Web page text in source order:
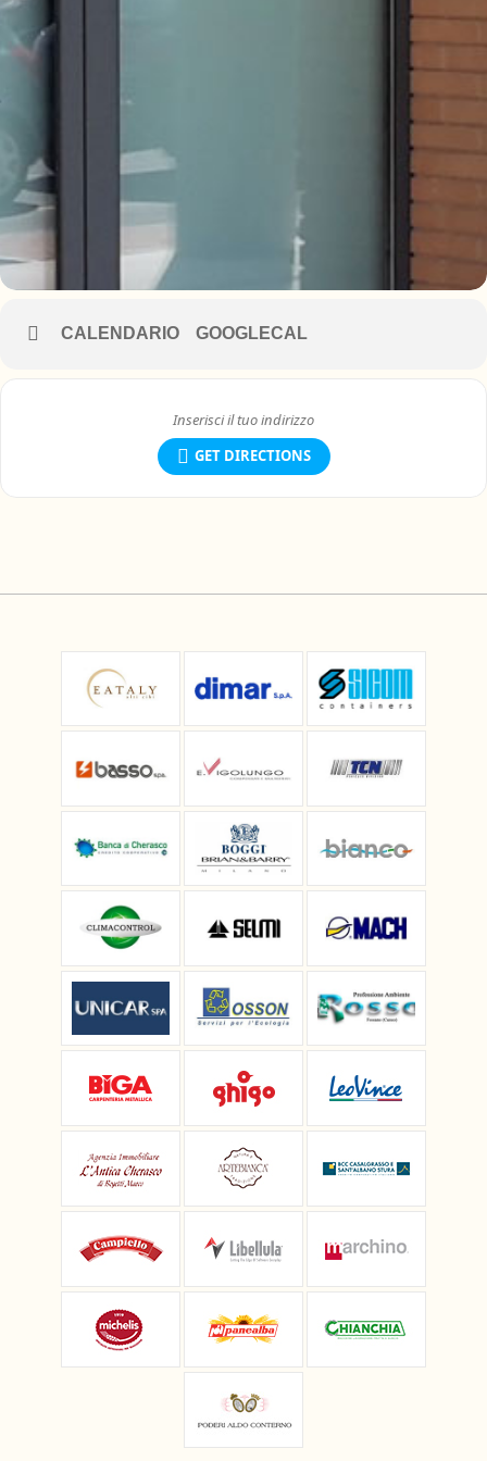
aggiornamento]
3 Modulo pratico ai fini dell’abilitazione all’uso di PLE con
CALENDARIO GOOGLECAL
GET DIRECTIONS